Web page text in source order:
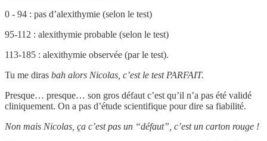
0 - 94 : pas d’alexithymie (selon le test)
95-112 : alexithymie probable (selon le test)
113-185 : alexithymie observée (par le test).
Tu me diras bah alors Nicolas, c’est le test PARFAIT.
Presque… presque… son gros défaut c’est qu’il n’a pas été validé
cliniquement. On a pas d’étude scientifique pour dire sa fiabilité.
Non mais Nicolas, ça c’est pas un “défaut”, c’est un carton rouge !